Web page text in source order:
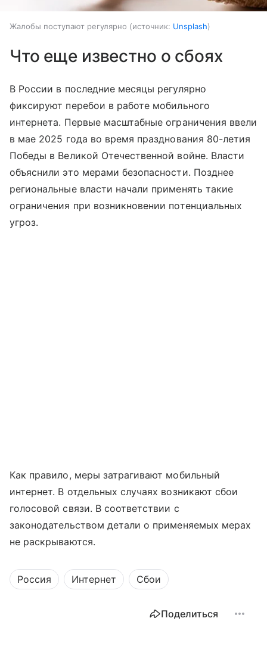
Жалобы поступают регулярно источник: Unsplash
Что еще известно о сбоях
В России в последние месяцы регулярно
фиксируют перебои в работе мобильного
интернета. Первые масштабные ограничения ввели
в мае 2025 года во время празднования 80-летия
Победы в Великой Отечественной войне. Власти
объяснили это мерами безопасности. Позднее
региональные власти начали применять такие
ограничения при возникновении потенциальных
угроз.
Как правило, меры затрагивают мобильный
интернет. В отдельных случаях возникают сбои
голосовой связи. В соответствии с
законодательством детали о применяемых мерах
не раскрываются.
Россия Интернет Сбои
Поделиться